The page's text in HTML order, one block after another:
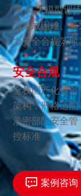
属 AI 大模型训
商集成困难、
力安全合规落地
安全合规
全栈国产化信创
架构，严格适配
涉密部队安全管
控标准
案例咨询